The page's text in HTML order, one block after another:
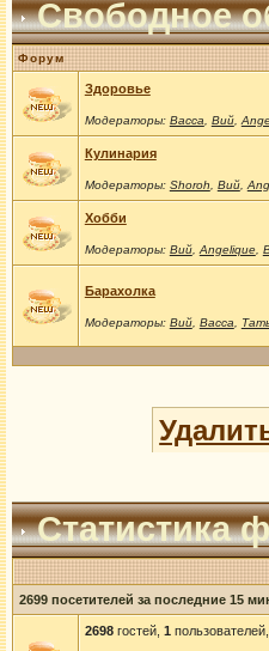
Свободное
Форум
Здоровье
Модераторы: Васса Вий,
Кулинария
Модераторы: Shoroh Вий,
Хобби
Модераторы: Вий, Angelique,
Барахолка
Модераторы: Вий, Васса
Статистика
2699 посетителей за последние 15
2698гостей, 1 пользователей,